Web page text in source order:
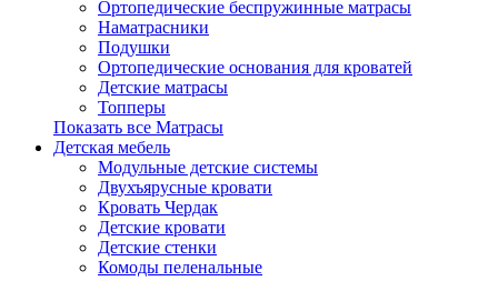
Ортопедические беспружинные матрасы
Наматрасники
Подушки
Ортопедические основания для кроватей
Детские матрасы
Топперы
Показать все Матрасы
Детская мебель
Модульные детские системы
Двухъярусные кровати
Кровать Чердак
Детские кровати
Детские стенки
Комоды пеленальные